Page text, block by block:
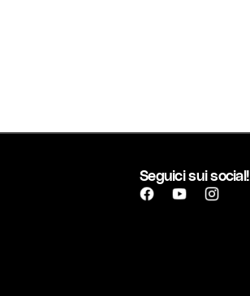
Seguici sui social!